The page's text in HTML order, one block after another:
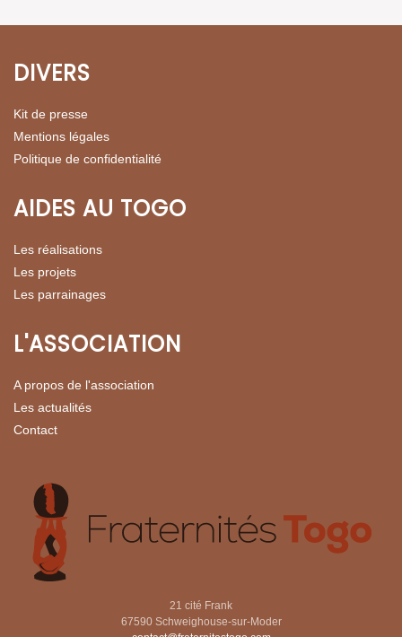
DIVERS
Kit de presse
Mentions légales
Politique de confidentialité
AIDES AU TOGO
Les réalisations
Les projets
Les parrainages
L'ASSOCIATION
A propos de l'association
Les actualités
Contact
21 cité Frank
67590 Schweighouse-sur-Moder